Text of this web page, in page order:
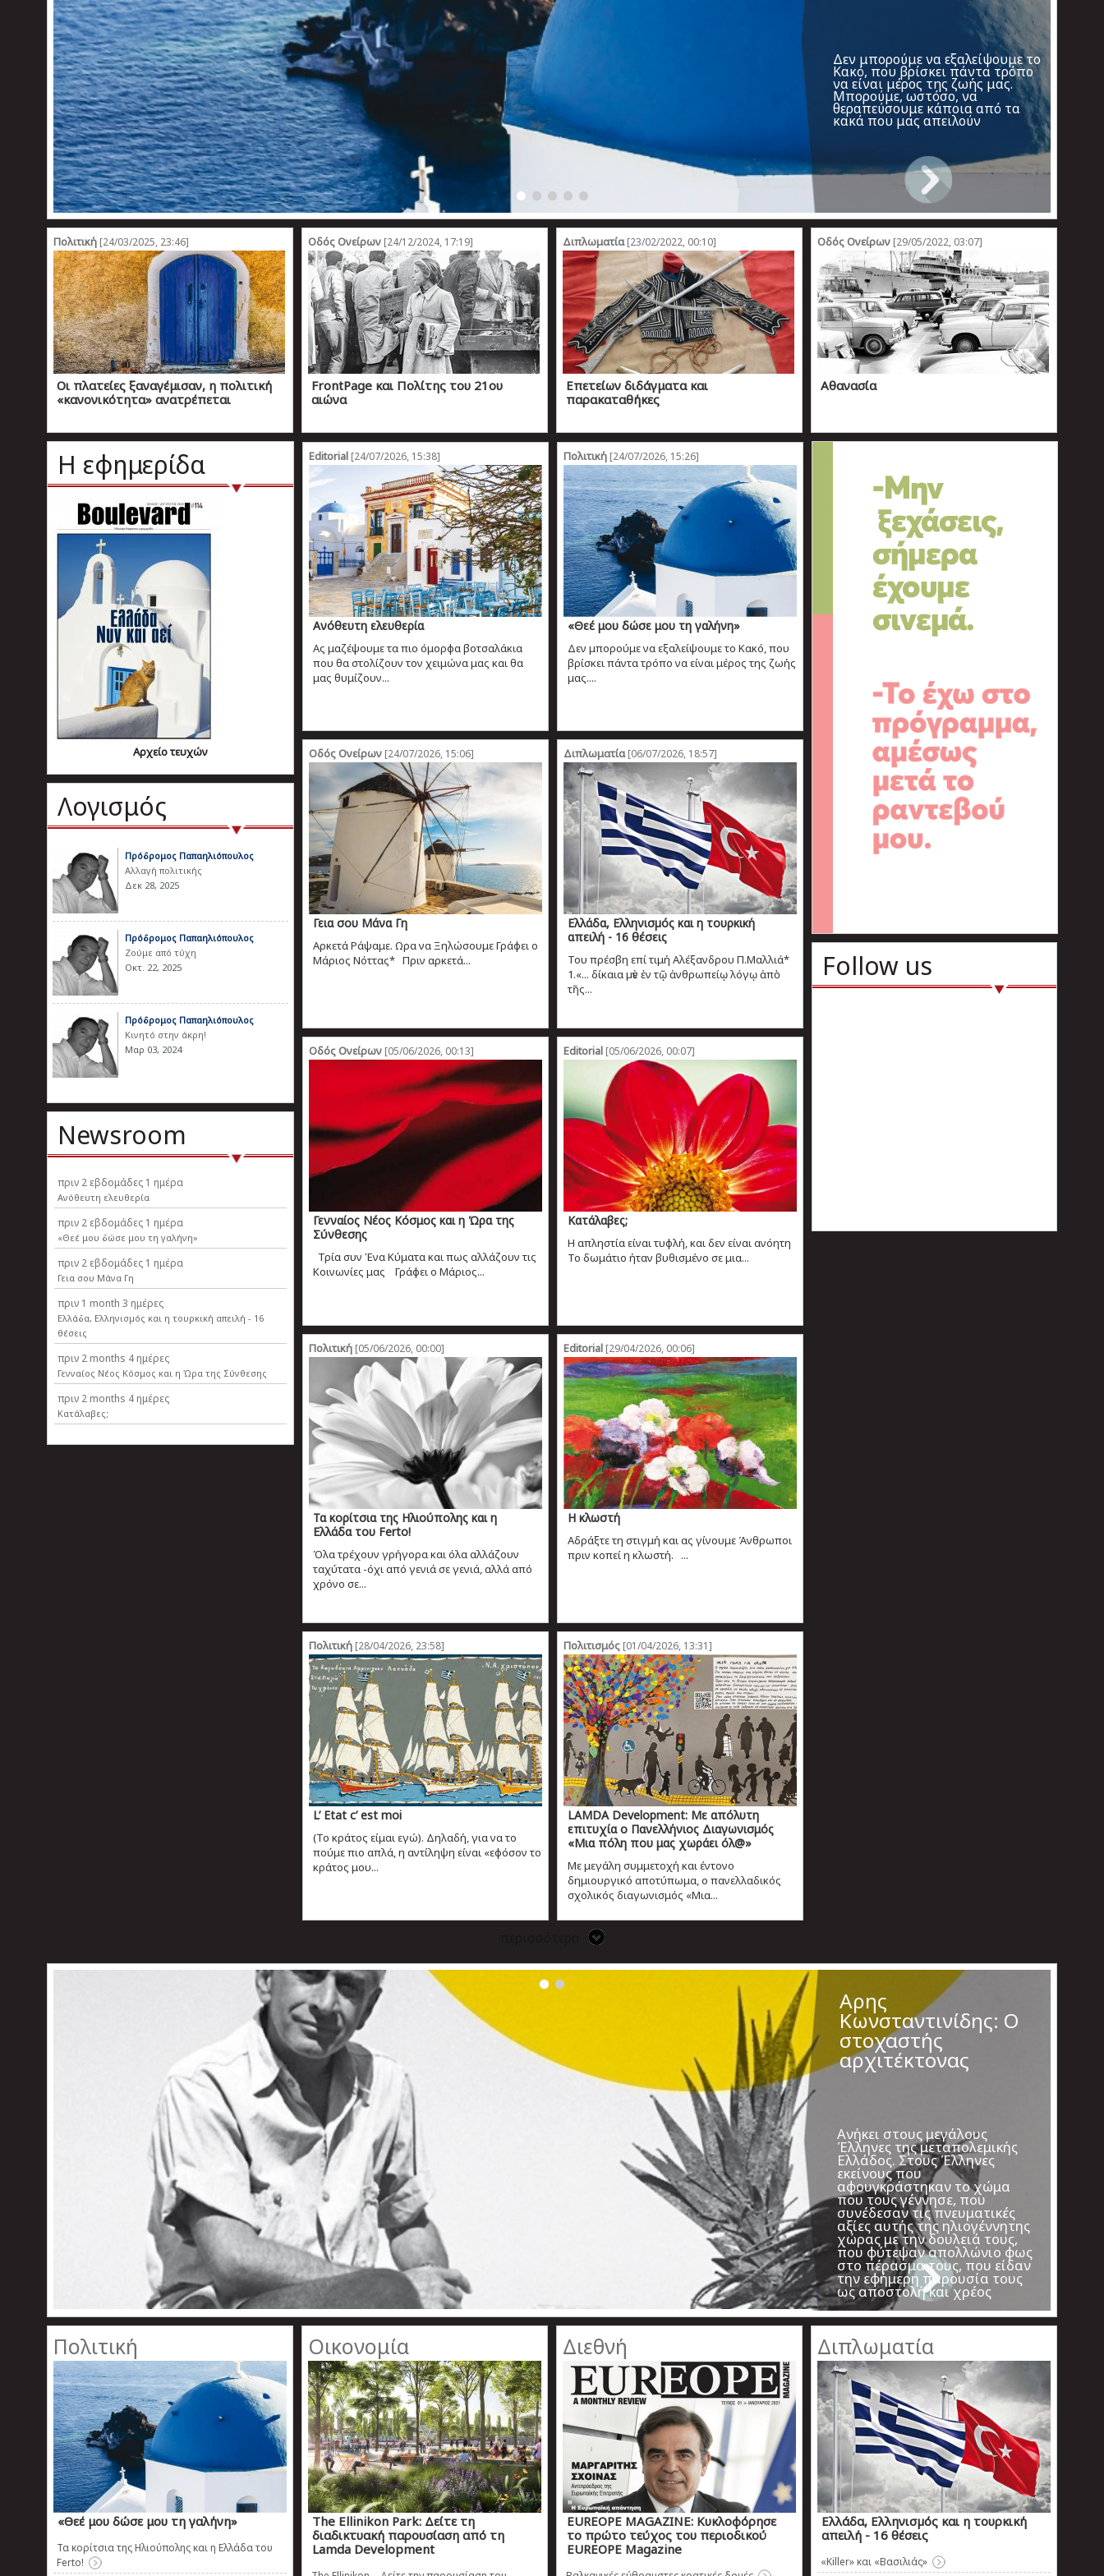
Πολιτική [24/03/2025, 23:46]
Οι πλατείες ξαναγέμισαν, η πολιτική
«κανονικότητα» ανατρέπεται
Οδός Ονείρων [24/12/2024, 17:19]
FrontPage και Πολίτης του 21ου
αιώνα
Διπλωματία[23/02/2022, 00:10]
Επετείων διδάγματα και
παρακαταθήκες
Οδός Ονείρων [29/05/2022, 03:07]
Αθανασία
Η εφημερίδα
Αρχείο τευχών
Λογισμός
Πρόδρομος Παπαηλιόπουλος
Αλλαγή πολιτικής
Δεκ 28, 2025
Πρόδρομος Παπαηλιόπουλος
Ζούμε από τύχη
Οκτ. 22, 2025
Πρόδρομος Παπαηλιόπουλος
Κινητό στην άκρη!
Μαρ 03, 2024
Newsroom
πριν 2 εβδομάδες 1 ημέρα
Ανόθευτη ελευθερία
πριν 2 εβδομάδες 1 ημέρα
«Θεέ μου δώσε μου τη γαλήνη»
πριν 2 εβδομάδες 1 ημέρα
Γεια σου Μάνα Γη
πριν 1 month 3 ημέρες
Ελλάδα, Ελληνισµός και η τουρκική απειλή - 16
θέσεις
πριν 2 months 4 ημέρες
Γενναίος Νέος Κόσμος και η Ώρα της Σύνθεσης
πριν 2 months 4 ημέρες
Κατάλαβες;
Editorial[24/07/2026, 15:38]
Ανόθευτη ελευθερία
Ας μαζέψουμε τα πιο όμορφα βοτσαλάκια
που θα στολίζουν τον χειμώνα μας και θα
μας θυμίζουν...
Πολιτική[24/07/2026, 15:26]
«Θεέ μου δώσε μου τη γαλήνη»
Δεν μπορούμε να εξαλείψουμε το Κακό, που
βρίσκει πάντα τρόπο να είναι μέρος της ζωής
μας....
Οδός Ονείρων[24/07/2026, 15:06]
Γεια σου Μάνα Γη
Αρκετά Ράψαμε. Ωρα να Ξηλώσουμε Γράφει ο
Μάριος Νόττας* Πριν αρκετά...
Διπλωματία[06/07/2026, 18:57]
Ελλάδα, Ελληνισµός και η τουρκική
απειλή - 16 θέσεις
Του πρέσβη επί τιμή Αλέξανδρου Π.Μαλλιά*
1.«... δίκαια µὲν ἐν τῷ ἀνθρωπείῳ λόγῳ ἀπὸ
τῆς...
Οδός Ονείρων[05/06/2026, 00:13]
Γενναίος Νέος Κόσμος και η Ώρα της
Σύνθεσης
Τρία συν Ένα Κύματα και πως αλλάζουν τις
Κοινωνίες μας Γράφει ο Μάριος...
Editorial[05/06/2026, 00:07]
Κατάλαβες;
Η απληστία είναι τυφλή, και δεν είναι ανόητη
Το δωμάτιο ήταν βυθισμένο σε μια...
Πολιτική[05/06/2026, 00:00]
Τα κορίτσια της Ηλιούπολης και η
Ελλάδα του Ferto!
Όλα τρέχουν γρήγορα και όλα αλλάζουν
ταχύτατα -όχι από γενιά σε γενιά, αλλά από
χρόνο σε...
Editorial[29/04/2026, 00:06]
Η κλωστή
Αδράξτε τη στιγμή και ας γίνουμε Άνθρωποι
πριν κοπεί η κλωστή. ...
Πολιτική[28/04/2026, 23:58]
L’ Etat c’ est moi
(Το κράτος είμαι εγώ). Δηλαδή, για να το
πούμε πιο απλά, η αντίληψη είναι «εφόσον το
κράτος μου...
Πολιτισμός[01/04/2026, 13:31]
LAMDA Development: Με απόλυτη
επιτυχία ο Πανελλήνιος Διαγωνισμός
«Μια πόλη που μας χωράει όλ@»
Mε μεγάλη συμμετοχή και έντονο
δημιουργικό αποτύπωμα, ο πανελλαδικός
σχολικός διαγωνισμός «Μια...
Follow us
Πολιτική
«Θεέ μου δώσε μου τη γαλήνη»
Τα κορίτσια της Ηλιούπολης και η Ελλάδα του
Ferto!
Οικονομία
The Ellinikon Park: Δείτε τη
διαδικτυακή παρουσίαση από τη
Lamda Development
Διεθνή
EUREOPE MAGAZINE: Κυκλοφόρησε
το πρώτο τεύχος του περιοδικού
EUREOPE Magazine
Διπλωματία
Ελλάδα, Ελληνισµός και η τουρκική
απειλή - 16 θέσεις
«Killer» και «Βασιλιάς»